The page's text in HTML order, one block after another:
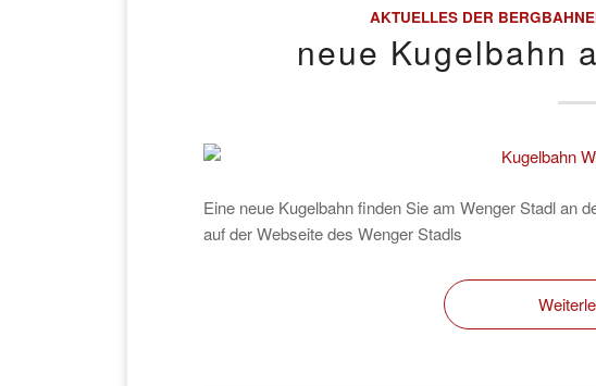
AKTUELLES DER
neue Kugelbahn
Eine neue Kugelbahn finden Sie am Wenger Stadl an
auf der Webseite des Wenger Stadls